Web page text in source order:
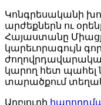
Կոնգրեսականի
արժեքներն ու
Հայաստանը
կարեւորագույն
կարող հետ պահել
տարածքում
Աղբյուրի